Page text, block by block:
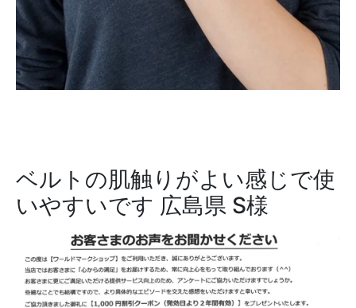
ベルトの肌触りがよい感じで使
いやすいです 広島県 S様